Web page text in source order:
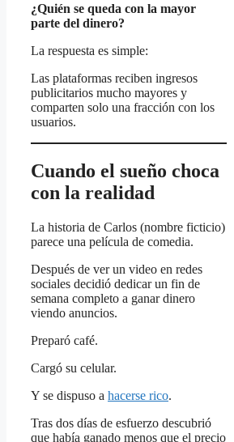
¿Quién se queda con la mayor
parte del dinero?
La respuesta es simple:
Las plataformas reciben ingresos
publicitarios mucho mayores y
comparten solo una fracción con los
usuarios.
Cuando el sueño choca
con la realidad
La historia de Carlos (nombre ficticio)
parece una película de comedia.
Después de ver un video en redes
sociales decidió dedicar un fin de
semana completo a ganar dinero
viendo anuncios.
Preparó café.
Cargó su celular.
Y se dispuso a hacerse rico.
Tras dos días de esfuerzo descubrió
que había ganado menos que el precio